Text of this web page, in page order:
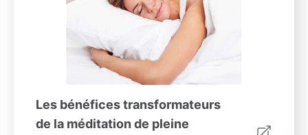
Les bénéfices transformateurs
de la méditation de pleine